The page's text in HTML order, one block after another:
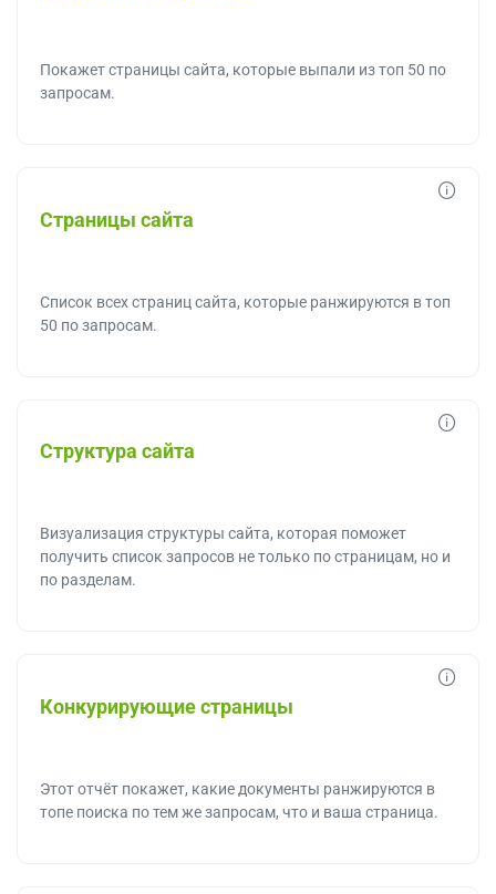
Покажет страницы сайта, которые выпали из топ 50 по
запросам.
Страницы сайта
Список всех страниц сайта, которые ранжируются в топ
50 по запросам.
Структура сайта
Визуализация структуры сайта, которая поможет
получить список запросов не только по страницам, но и
по разделам.
Конкурирующие страницы
Этот отчёт покажет, какие документы ранжируются в
топе поиска по тем же запросам, что и ваша страница.